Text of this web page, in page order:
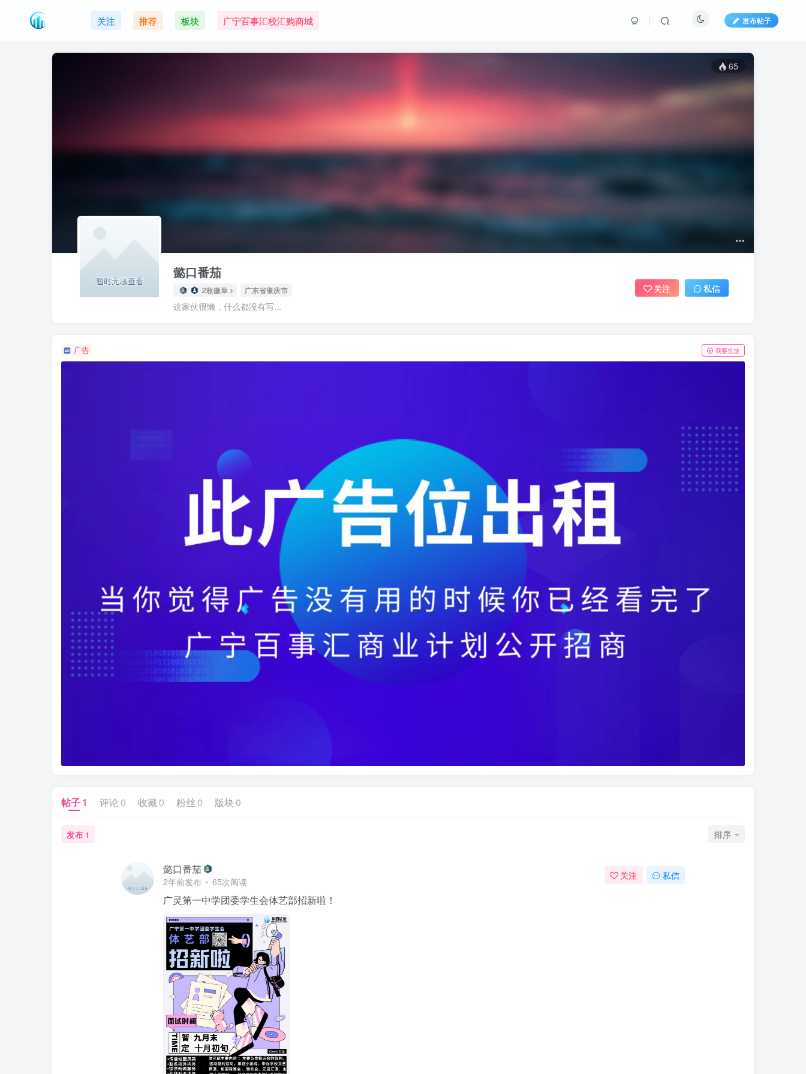
关注 推荐 板块 广宁百事汇校汇购商城 发布帖子
65
懿口番茄
2枚徽章 广东省肇庆市
这家伙很懒，什么都没有写...
关注 私信
广告 我要投放
帖子1 评论 0 收藏 0 粉丝 0 版块 0
发布 1 排序
懿口番茄
2年前发布 65次阅读
关注 私信
广灵第一中学团委学生会体艺部招新啦！